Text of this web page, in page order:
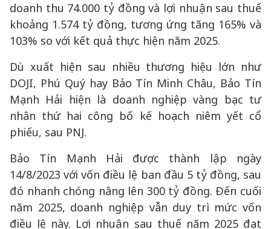
doanh thu 74.000 tỷ đồng và lợi nhuận sau thuế
khoảng 1.574 tỷ đồng, tương ứng tăng 165% và
103% so với kết quả thực hiện năm 2025.
Dù xuất hiện sau nhiều thương hiệu lớn như
DOJI, Phú Quý hay Bảo Tín Minh Châu, Bảo Tín
Mạnh Hải hiện là doanh nghiệp vàng bạc tư
nhân thứ hai công bố kế hoạch niêm yết cổ
phiếu, sau PNJ.
Bảo Tín Mạnh Hải được thành lập ngày
14/8/2023 với vốn điều lệ ban đầu 5 tỷ đồng, sau
đó nhanh chóng nâng lên 300 tỷ đồng. Đến cuối
năm 2025, doanh nghiệp vẫn duy trì mức vốn
điều lệ này. Lợi nhuận sau thuế năm 2025 đạt